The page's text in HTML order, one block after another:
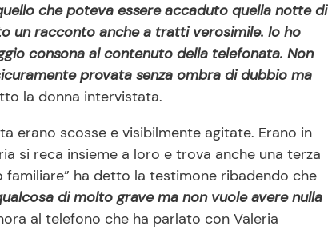
che poteva essere accaduto quella notte di
un racconto anche a tratti verosimile. Io ho
consona al contenuto della telefonata. Non
provata senza ombra di dubbio ma
la donna intervistata.
erano scosse e visibilmente agitate. Erano in
si reca insieme a loro e trova anche una terza
ha detto la testimone ribadendo che
di molto grave ma non vuole avere nulla
al telefono che ha parlato con Valeria